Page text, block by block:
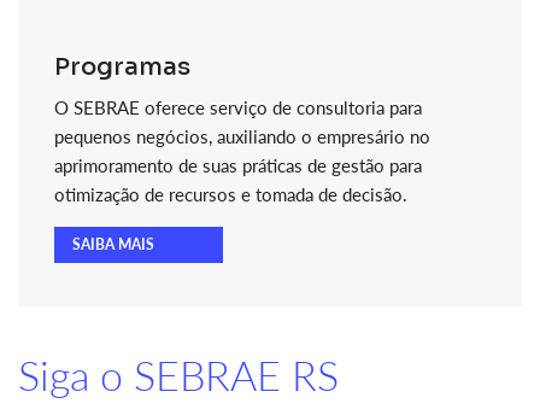
Programas
O SEBRAE oferece serviço de consultoria para
pequenos negócios, auxiliando o empresário no
aprimoramento de suas práticas de gestão para
otimização de recursos e tomada de decisão.
SAIBA MAIS
Siga o SEBRAE RS